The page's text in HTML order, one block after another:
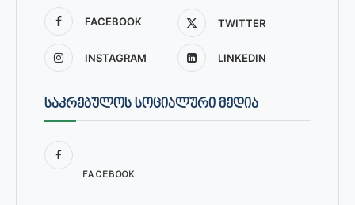
FACEBOOK TWITTER
INSTAGRAM LINKEDIN
ᲡᲐᲙᲠᲔᲑᲣᲚᲝᲡ ᲡᲝᲪᲘᲐᲚᲣᲠᲘ ᲛᲔᲓᲘᲐ
FACEBOOK